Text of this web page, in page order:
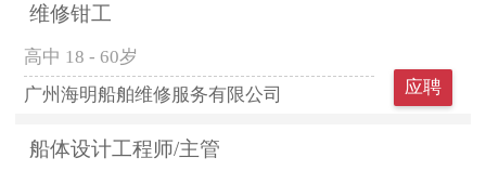
维修钳工
高中 18 - 60岁
广州海明船舶维修服务有限公司
应聘
船体设计工程师/主管